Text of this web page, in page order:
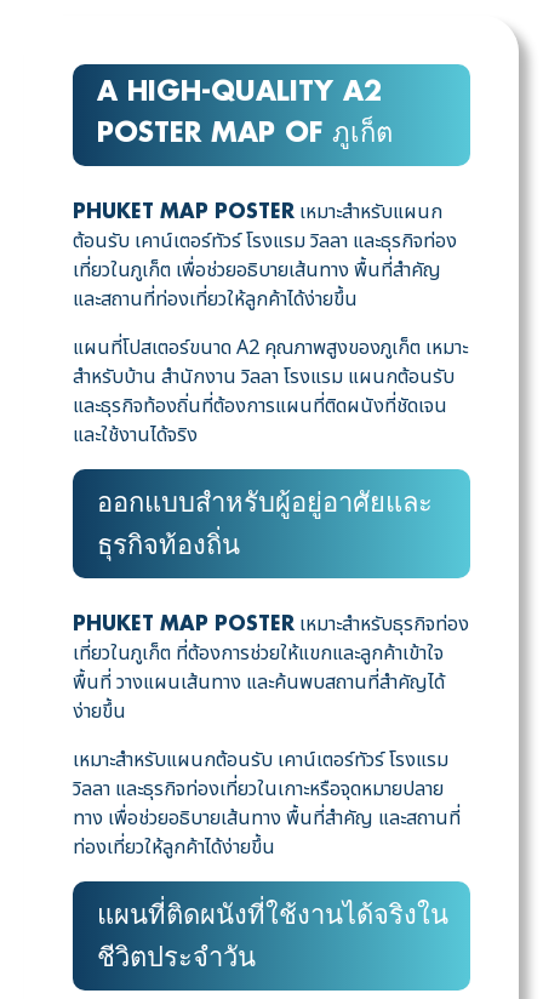
A HIGH-QUALITY A2
POSTER MAP OF ภูเก็ต
PHUKET MAP POSTER เหมาะสำหรับแผนก
ต้อนรับ เคาน์เตอร์ทัวร์ โรงแรม วิลลา และธุรกิจท่อง
เที่ยวในภูเก็ต เพื่อช่วยอธิบายเส้นทาง พื้นที่สำคัญ
และสถานที่ท่องเที่ยวให้ลูกค้าได้ง่ายขึ้น
แผนที่โปสเตอร์ขนาด A2 คุณภาพสูงของภูเก็ต เหมาะ
สำหรับบ้าน สำนักงาน วิลลา โรงแรม แผนกต้อนรับ
และธุรกิจท้องถิ่นที่ต้องการแผนที่ติดผนังที่ชัดเจน
และใช้งานได้จริง
ออกแบบสำหรับผู้อยู่อาศัยและ
ธุรกิจท้องถิ่น
PHUKET MAP POSTER เหมาะสำหรับธุรกิจท่อง
เที่ยวในภูเก็ต ที่ต้องการช่วยให้แขกและลูกค้าเข้าใจ
พื้นที่ วางแผนเส้นทาง และค้นพบสถานที่สำคัญได้
ง่ายขึ้น
เหมาะสำหรับแผนกต้อนรับ เคาน์เตอร์ทัวร์ โรงแรม
วิลลา และธุรกิจท่องเที่ยวในเกาะหรือจุดหมายปลาย
ทาง เพื่อช่วยอธิบายเส้นทาง พื้นที่สำคัญ และสถานที่
ท่องเที่ยวให้ลูกค้าได้ง่ายขึ้น
แผนที่ติดผนังที่ใช้งานได้จริงใน
ชีวิตประจำวัน